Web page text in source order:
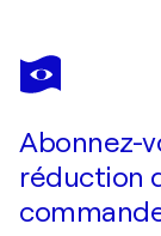
ALEKS ROSENBERG
Abonnez-
réduction